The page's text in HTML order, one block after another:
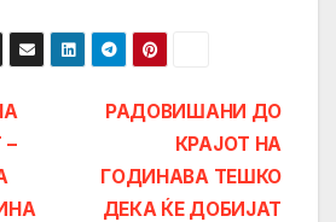
РАДОВИШАНИ ДО
КРАЈОТ НА
ГОДИНАВА ТЕШКО
ДЕКА ЌЕ ДОБИЈАТ
–